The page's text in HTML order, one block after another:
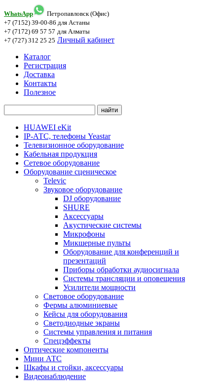
WhatsApp
Петропавловск (Офис)
+7 (7152) 39-00-86 для Астаны
+7 (7172) 69 57 57 для Алматы
+7 (727) 312 25 25 Личный кабинет
Каталог
Регистрация
Доставка
Контакты
Полезное
HUAWEI eKit
IP-АТС, телефоны Yeastar
Телевизионное оборудование
Кабельная продукция
Сетевое оборудование
Оборудование сценическое
Televic
Звуковое оборудование
DJ оборудование
SHURE
Аксессуары
Акустические системы
Микрофоны
Микшерные пульты
Оборудование для конференций и
презентаций
Приборы обработки аудиосигнала
Системы трансляции и оповещения
Усилители мощности
Световое оборудование
Фермы алюминиевые
Кейсы для оборудования
Светодиодные экраны
Системы управления и питания
Спецэффекты
Оптические компоненты
Мини АТС
Шкафы и стойки, аксессуары
Видеонаблюдение